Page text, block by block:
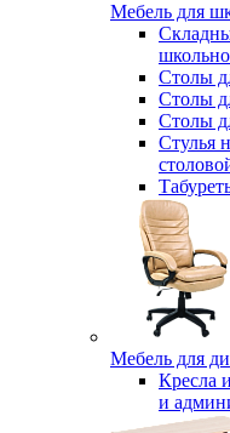
Мебель для
Столы
Столы
Столы
Стулья
Мебель для
Кресла
и